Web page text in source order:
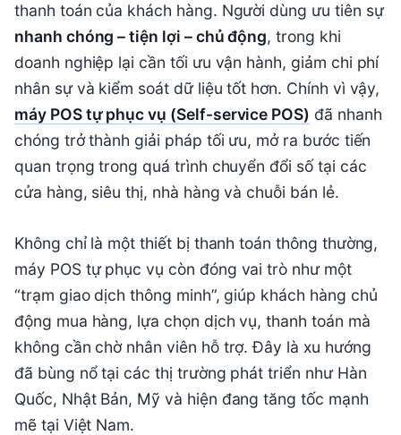
thanh toán của khách hàng. Người dùng ưu tiên sự
nhanh chóng – tiện lợi – chủ động, trong khi
doanh nghiệp lại cần tối ưu vận hành, giảm chi phí
nhân sự và kiểm soát dữ liệu tốt hơn. Chính vì vậy,
máy POS tự phục vụ (Self-service POS) đã nhanh
chóng trở thành giải pháp tối ưu, mở ra bước tiến
quan trọng trong quá trình chuyển đổi số tại các
cửa hàng, siêu thị, nhà hàng và chuỗi bán lẻ.
Không chỉ là một thiết bị thanh toán thông thường,
máy POS tự phục vụ còn đóng vai trò như một
“trạm giao dịch thông minh”, giúp khách hàng chủ
động mua hàng, lựa chọn dịch vụ, thanh toán mà
không cần chờ nhân viên hỗ trợ. Đây là xu hướng
đã bùng nổ tại các thị trường phát triển như Hàn
Quốc, Nhật Bản, Mỹ và hiện đang tăng tốc mạnh
mẽ tại Việt Nam.